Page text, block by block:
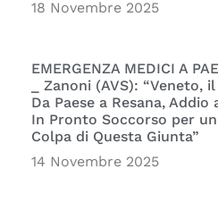
18 Novembre 2025
EMERGENZA MEDICI A
_ Zanoni (AVS): “Veneto,
Da Paese a Resana,
In Pronto Soccorso per
Colpa di Questa Giunta”
14 Novembre 2025